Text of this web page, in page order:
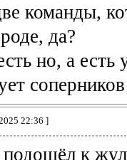
команды,
да?
но, а есть
22:36 ]
к